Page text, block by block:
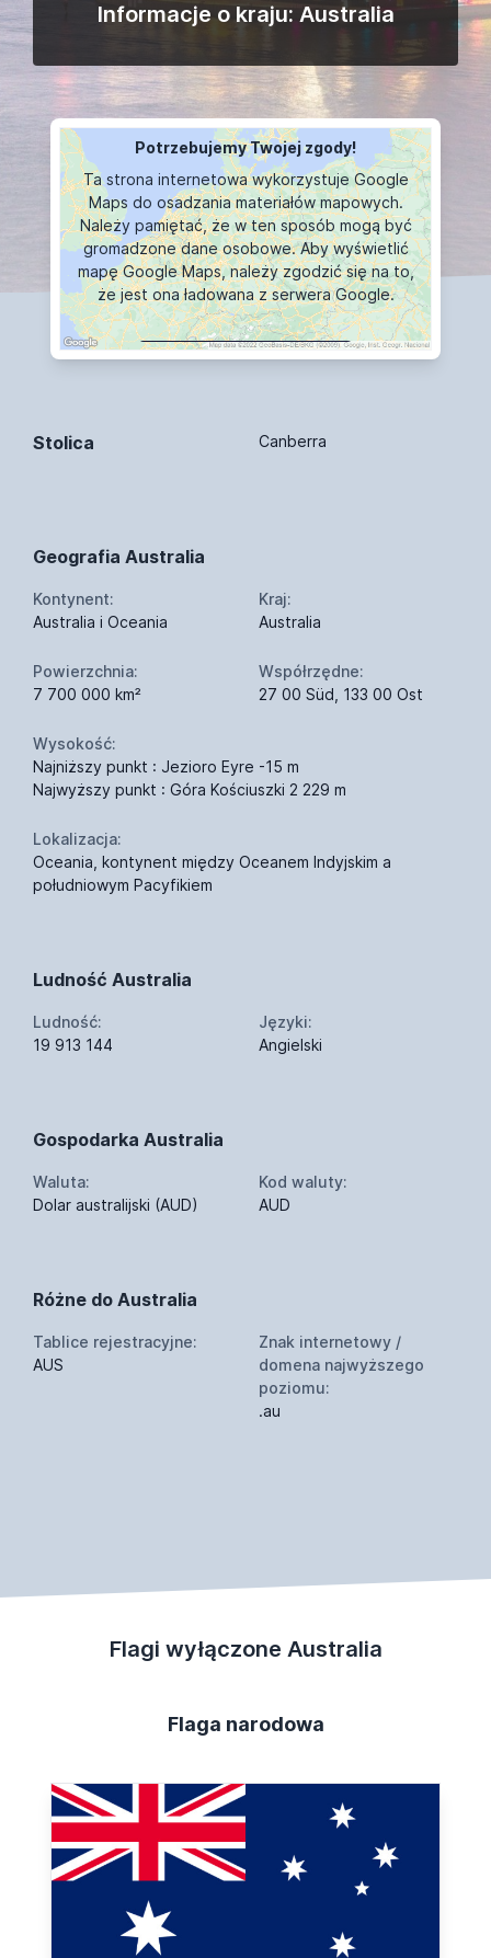
Informacje o kraju: Australia
Potrzebujemy Twojej zgody!
Ta strona internetowa wykorzystuje Google
Maps do osadzania materiałów mapowych.
Należy pamiętać, że w ten sposób mogą być
gromadzone dane osobowe. Aby wyświetlić
mapę Google Maps, należy zgodzić się na to,
że jest ona ładowana z serwera Google.
WYŚWIETLANIE MAPY
Stolica Canberra
Geografia Australia
Kontynent:
Australia i Oceania
Kraj:
Australia
Powierzchnia:
7 700 000 km²
Współrzędne:
27 00 Süd, 133 00 Ost
Wysokość:
Najniższy punkt : Jezioro Eyre -15 m
Najwyższy punkt : Góra Kościuszki 2 229 m
Lokalizacja:
Oceania, kontynent między Oceanem Indyjskim a
południowym Pacyfikiem
Ludność Australia
Ludność:
19 913 144
Języki:
Angielski
Gospodarka Australia
Waluta:
Dolar australijski (AUD)
Kod waluty:
AUD
Różne do Australia
Tablice rejestracyjne:
AUS
Znak internetowy /
domena najwyższego
poziomu:
.au
Flagi wyłączone Australia
Flaga narodowa